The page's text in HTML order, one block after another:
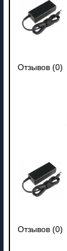
Отзывов (0)
Отзывов (0)